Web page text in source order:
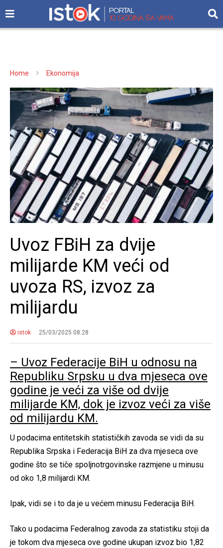
Home Ekonomija
Uvoz FBiH za dvije
milijarde KM veći od
uvoza RS, izvoz za
milijardu
istok 25/03/2025 08:28
– Uvoz Federacije BiH u odnosu na
Republiku Srpsku u dva mjeseca ove
godine je veći za više od dvije
milijarde KM, dok je izvoz veći za više
od milijardu KM.
U podacima entitetskih statističkih zavoda se vidi da su
Republika Srpska i Federacija BiH za dva mjeseca ove
godine što se tiče spoljnotrgovinske razmjene u minusu
od oko 1,8 milijardi KM.
Ipak, vidi se i to da je u većem minusu Federacija BiH.
Tako u podacima Federalnog zavoda za statistiku stoji da
je tokom dva mjeseca ove godine ukupan izvoz bio 1,82